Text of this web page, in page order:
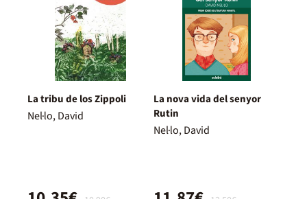
La tribu de los Zippoli
Nel·lo, David
La nova vida del senyor
Rutin
Nel·lo, David